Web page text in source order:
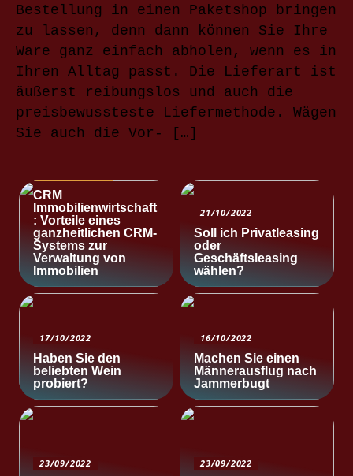
Bestellung in einen Paketshop bringen
zu lassen, denn dann können Sie Ihre
Ware ganz einfach abholen, wenn es in
Ihren Alltag passt. Die Lieferart ist
äußerst reibungslos und auch die
preisbewussteste Liefermethode. Wägen
Sie auch die Vor- […]
CRM
Immobilienwirtschaft
: Vorteile eines
ganzheitlichen CRM-
Systems zur
Verwaltung von
Immobilien
21/10/2022
Soll ich Privatleasing
oder
Geschäftsleasing
wählen?
17/10/2022
Haben Sie den
beliebten Wein
probiert?
16/10/2022
Machen Sie einen
Männerausflug nach
Jammerbugt
23/09/2022 23/09/2022